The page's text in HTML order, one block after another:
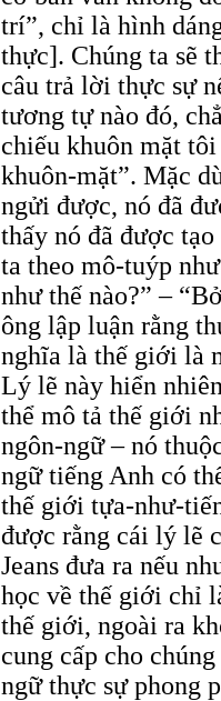
trí”, chỉ là hình
thực]. Chúng ta sẽ
câu trả lời thực sự
tương tự nào đó,
chiếu khuôn mặt
khuôn-mặt”. Mặc
ngửi được, nó đã
thấy nó đã được
ta theo mô-tuýp
như thế nào?” –
ông lập luận rằng
nghĩa là thế giới là
Lý lẽ này hiển
thể mô tả thế giới
ngôn-ngữ – nó
ngữ tiếng Anh có
thế giới tựa-như-
được rằng cái lý lẽ
Jeans đưa ra nếu
học về thế giới chỉ
thế giới, ngoài ra
cung cấp cho
ngữ thực sự phong